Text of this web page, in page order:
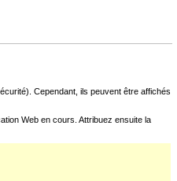
Cependant, ils peuvent être affichés
Web en cours. Attribuez ensuite la